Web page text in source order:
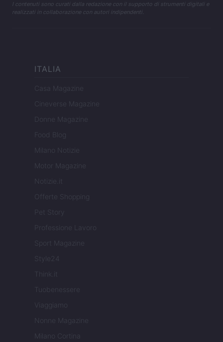
I contenuti sono curati dalla redazione con il supporto di strumenti digitali e
realizzati in collaborazione con autori indipendenti.
ITALIA
Casa Magazine
Cineverse Magazine
Donne Magazine
Food Blog
Milano Notizie
Motor Magazine
Notizie.it
Offerte Shopping
Pet Story
Professione Lavoro
Sport Magazine
Style24
Think.it
Tuobenessere
Viaggiamo
Nonne Magazine
Milano Cortina